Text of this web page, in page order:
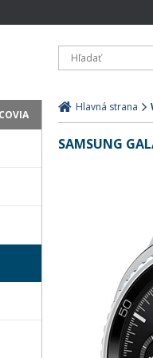
Hlavná strana
SAMSUNG